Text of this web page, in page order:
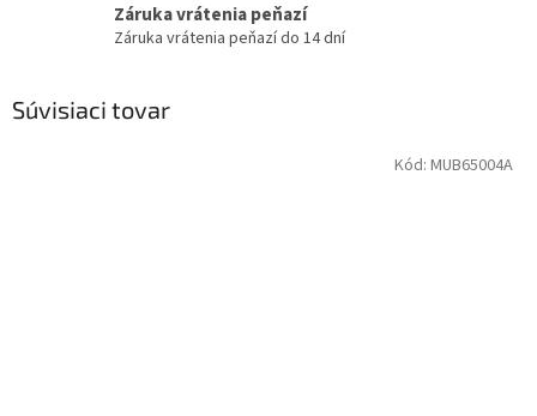
Záruka vrátenia peňazí
Záruka vrátenia peňazí do 14 dní
Súvisiaci tovar
Kód: MUB65004A